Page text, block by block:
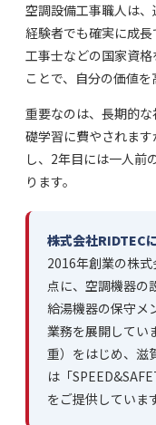
空調設備工事職人は
経験者でも確実に成
工事士などの国家資
ことで、自分の価値を
重要なのは、長期的
礎学習に費やされま
し、2年目には一人前
ります。
株式会社RIDTEC
2016年創業の株
点に、空調機器の
給湯機器の保守メ
業務を展開してい
重）をはじめ、滋
は「
をご提供していま